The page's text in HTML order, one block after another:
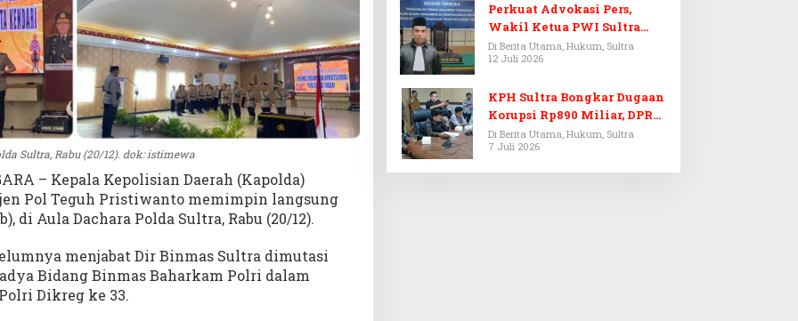
Sultra, Rabu (20/12). dok: istimewa
– Kepala Kepolisian Daerah (Kapolda)
Pol Teguh Pristiwanto memimpin langsung
di Aula Dachara Polda Sultra, Rabu (20/12).
menjabat Dir Binmas Sultra dimutasi
Bidang Binmas Baharkam Polri dalam
Dikreg ke 33.
Perkuat Advokasi Pers,
Wakil Ketua PWI Sultra
Resmi Dilantik Menjadi
Advokat PERADI
Di Berita Utama, Hukum, Sultra
12 Juli 2026
KPH Sultra Bongkar Dugaan
Korupsi Rp890 Miliar, DPRD
Sultra Gelar RDP
Di Berita Utama, Hukum, Sultra
7 Juli 2026